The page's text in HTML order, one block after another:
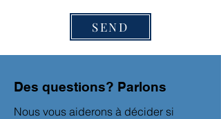
SEND
Des questions? Parlons
Nous vous aiderons à décider si